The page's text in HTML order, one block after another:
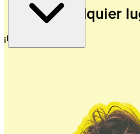
desde cualquier
¡Muy cómodo!